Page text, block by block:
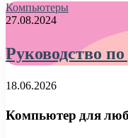
Компьютеры
27.08.2024
Руководство
18.06.2026
Компьютер для